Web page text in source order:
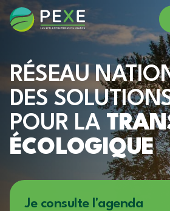
RÉSEAU
DES
POUR LA
ÉCOLOGIQUE
Je consulte l'agenda